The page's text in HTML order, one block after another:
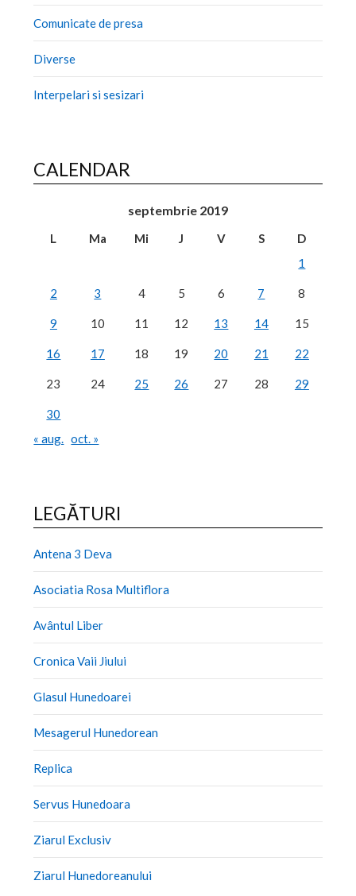
Comunicate de presa
Diverse
Interpelari si sesizari
CALENDAR
septembrie 2019
L Ma Mi J V S
D
1
2 3 4 5 6 7 8
9 10 11 12 13 14 15
16 17 18 19 20 21 22
23 24 25 26 27 28 29
30
« aug. oct. »
LEGĂTURI
Antena 3 Deva
Asociatia Rosa Multiflora
Avântul Liber
Cronica Vaii Jiului
Glasul Hunedoarei
Mesagerul Hunedorean
Replica
Servus Hunedoara
Ziarul Exclusiv
Ziarul Hunedoreanului